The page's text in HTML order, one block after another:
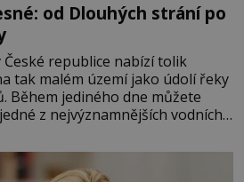
od Dlouhých strání po
republice nabízí tolik
tak malém území jako údolí řeky
Během jediného dne můžete
z nejvýznamnějších vodních
zakončit poznáváním památek ve
v termálním